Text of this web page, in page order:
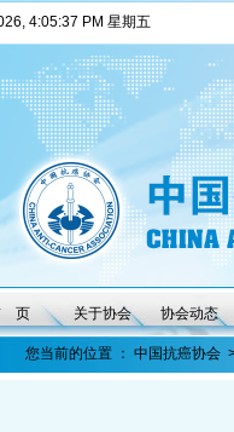
4:05:37 PM 星期五
页 关于协会 协会动态
前的位置 ： 中国抗癌协会